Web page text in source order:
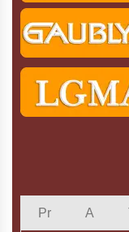
Pr A